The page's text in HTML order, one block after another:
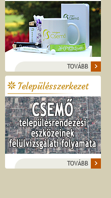
TOVÁBB
Településszerkezet
TOVÁBB